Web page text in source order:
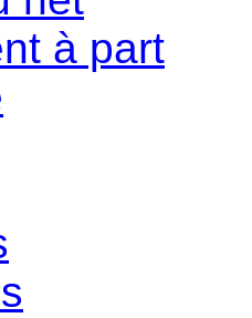
à part